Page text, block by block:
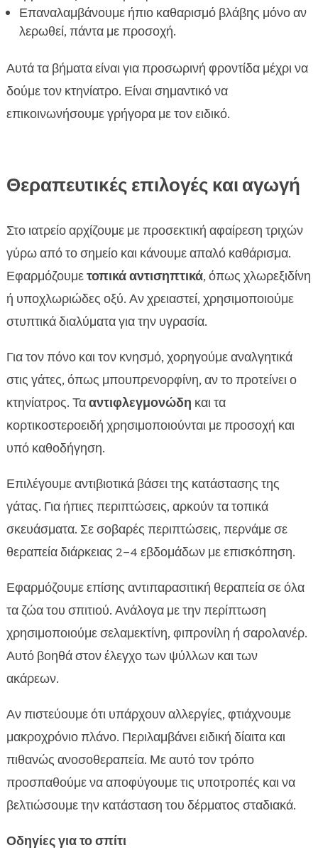
Επαναλαμβάνουμε ήπιο καθαρισμό βλάβης μόνο αν
λερωθεί, πάντα με προσοχή.
Αυτά τα βήματα είναι για προσωρινή φροντίδα μέχρι να
δούμε τον κτηνίατρο. Είναι σημαντικό να
επικοινωνήσουμε γρήγορα με τον ειδικό.
Θεραπευτικές επιλογές και αγωγή
Στο ιατρείο αρχίζουμε με προσεκτική αφαίρεση τριχών
γύρω από το σημείο και κάνουμε απαλό καθάρισμα.
Εφαρμόζουμετοπικά αντισηπτικά, όπως χλωρεξιδίνη
ή υποχλωριώδες οξύ. Αν χρειαστεί, χρησιμοποιούμε
στυπτικά διαλύματα για την υγρασία.
Για τον πόνο και τον κνησμό, χορηγούμε αναλγητικά
στις γάτες, όπως μπουπρενορφίνη, αν το προτείνει ο
κτηνίατρος. Τααντιφλεγμονώδη και τα
κορτικοστεροειδή χρησιμοποιούνται με προσοχή και
υπό καθοδήγηση.
Επιλέγουμε αντιβιοτικά βάσει της κατάστασης της
γάτας. Για ήπιες περιπτώσεις, αρκούν τα τοπικά
σκευάσματα. Σε σοβαρές περιπτώσεις, περνάμε σε
θεραπεία διάρκειας 2–4 εβδομάδων με επισκόπηση.
Εφαρμόζουμε επίσης αντιπαρασιτική θεραπεία σε όλα
τα ζώα του σπιτιού. Ανάλογα με την περίπτωση
χρησιμοποιούμε σελαμεκτίνη, φιπρονίλη ή σαρολανέρ.
Αυτό βοηθά στον έλεγχο των ψύλλων και των
ακάρεων.
Αν πιστεύουμε ότι υπάρχουν αλλεργίες, φτιάχνουμε
μακροχρόνιο πλάνο. Περιλαμβάνει ειδική δίαιτα και
πιθανώς ανοσοθεραπεία. Με αυτό τον τρόπο
προσπαθούμε να αποφύγουμε τις υποτροπές και να
βελτιώσουμε την κατάσταση του δέρματος σταδιακά.
Οδηγίες για το σπίτι